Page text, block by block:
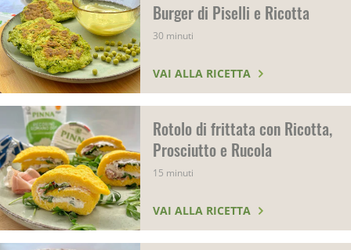
Burger di Piselli e Ricotta
30 minuti
VAI ALLA RICETTA
Rotolo di frittata con Ricotta,
Prosciutto e Rucola
15 minuti
VAI ALLA RICETTA